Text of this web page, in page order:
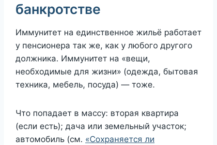
банкротстве
Иммунитет на единственное жильё работает
у пенсионера так же, как у любого другого
должника. Иммунитет на «вещи,
необходимые для жизни» (одежда, бытовая
техника, мебель, посуда) — тоже.
Что попадает в массу: вторая квартира
(если есть); дача или земельный участок;
автомобиль (см. «Сохраняется ли